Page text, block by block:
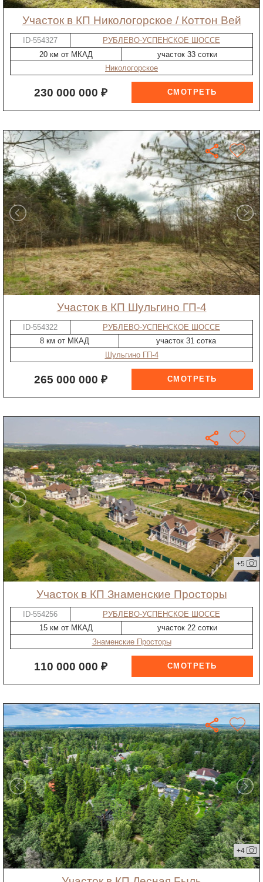
участок в КП Никологорское / Коттон Вей
ID-554327
РУБЛЕВО-УСПЕНСКОЕ ШОССЕ
20 км от МКАД
участок 33 сотки
Никологорское
230 000 000 ₽
участок в КП Шульгино ГП-4
ID-554322
РУБЛЕВО-УСПЕНСКОЕ ШОССЕ
8 км от МКАД
участок 31 сотка
Шульгино ГП-4
265 000 000 ₽
+5
участок в КП Знаменские Просторы
ID-554256
РУБЛЕВО-УСПЕНСКОЕ ШОССЕ
15 км от МКАД
участок 22 сотки
Знаменские Просторы
110 000 000 ₽
+4